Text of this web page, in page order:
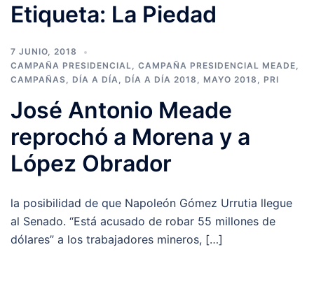
Etiqueta: La Piedad
7 JUNIO, 2018
CAMPAÑA PRESIDENCIAL, CAMPAÑA PRESIDENCIAL MEADE,
CAMPAÑAS, DÍA A DÍA, DÍA A DÍA 2018 , MAYO 2018 , PRI
José Antonio Meade
reprochó a Morena y a
López Obrador
la posibilidad de que Napoleón Gómez Urrutia llegue
al Senado. “Está acusado de robar 55 millones de
dólares” a los trabajadores mineros, […]